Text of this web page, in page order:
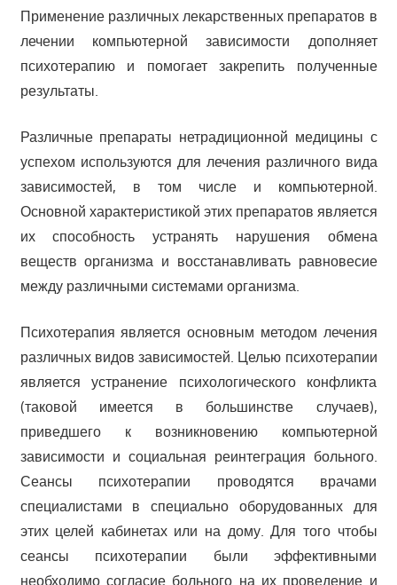
Применение различных лекарственных препаратов в
лечении компьютерной зависимости дополняет
психотерапию и помогает закрепить полученные
результаты.
Различные препараты нетрадиционной медицины с
успехом используются для лечения различного вида
зависимостей, в том числе и компьютерной.
Основной характеристикой этих препаратов является
их способность устранять нарушения обмена
веществ организма и восстанавливать равновесие
между различными системами организма.
Психотерапия является основным методом лечения
различных видов зависимостей. Целью психотерапии
является устранение психологического конфликта
(таковой имеется в большинстве случаев),
приведшего к возникновению компьютерной
зависимости и социальная реинтеграция больного.
Сеансы психотерапии проводятся врачами
специалистами в специально оборудованных для
этих целей кабинетах или на дому. Для того чтобы
сеансы психотерапии были эффективными
необходимо согласие больного на их проведение и